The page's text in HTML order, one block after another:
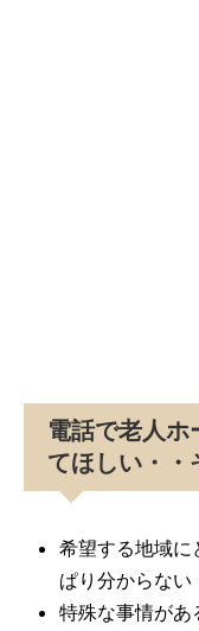
電話で老人ホ
てほしい・・
希望する地域に
ぱり分からない
特殊な事情があ